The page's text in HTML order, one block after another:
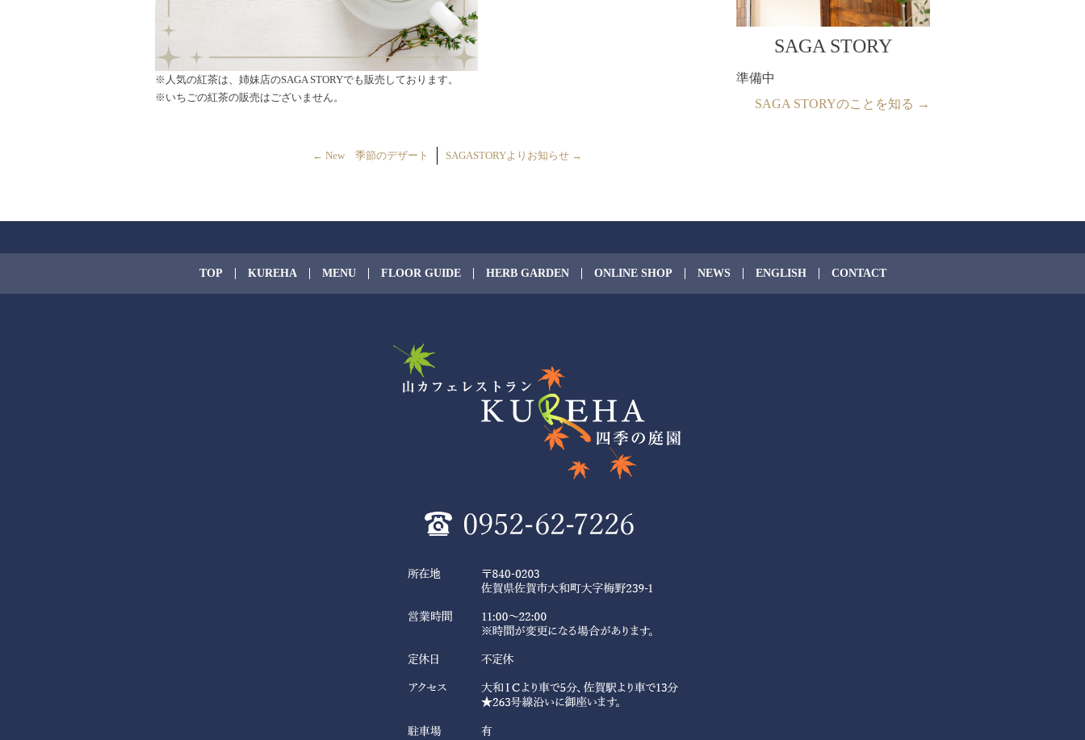
※人気の紅茶は、姉妹店のSAGA STORYでも販売しております。
※いちごの紅茶の販売はございません。
← New 季節のデザート SAGASTORYよりお知らせ →
SAGA STORY
準備中
SAGA STORYのことを知る →
TOP KUREHA MENU FLOOR GUIDE HERB GARDEN ONLINE SHOP NEWS ENGLISH CONTACT